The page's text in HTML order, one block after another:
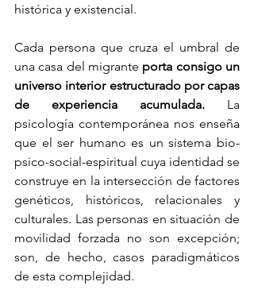
histórica y existencial.
Cada persona que cruza el umbral de
una casa del migrante porta consigo un
universo interior estructurado por capas
de experiencia acumulada. La
psicología contemporánea nos enseña
que el ser humano es un sistema bio-
psico-social-espiritual cuya identidad se
construye en la intersección de factores
genéticos, históricos, relacionales y
culturales. Las personas en situación de
movilidad forzada no son excepción;
son, de hecho, casos paradigmáticos
de esta complejidad.